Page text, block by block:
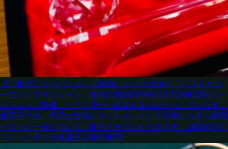
【ご報告】ジャパンカップ2026：ゲスト出演と「ベストクロ
ースアップマジシャン」受賞の裏側 2026年3月7日/第25回ジャ
パンカップ皆様、いつも温かい応援をありがとうございます。
林王子です。本日は皆様にマジシャンとして非常に大きな節目
となった一日についてご報告させていただきます。2026/3/7に
マジック界でも権威ある祭典第25